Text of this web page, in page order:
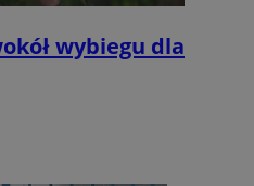
wybiegu dla